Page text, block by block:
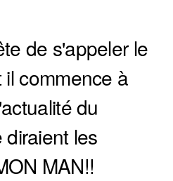
de s'appeler le
commence à
du
diraient les
MAN!!